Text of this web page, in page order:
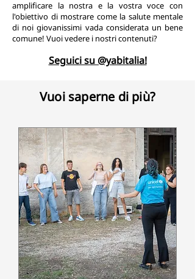
amplificare la nostra e la vostra voce con
l'obiettivo di mostrare come la salute mentale
di noi giovanissimi vada considerata un bene
comune! Vuoi vedere i nostri contenuti?
Seguici su @yabitalia!
Vuoi saperne di più?